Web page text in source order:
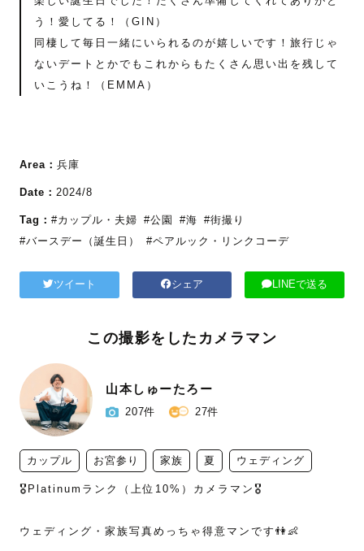
う！愛してる！（GIN）
同棲して毎日一緒にいられるのが嬉しいです！旅行じゃ
ないデートとかでもこれからもたくさん思い出を残して
いこうね！（EMMA）
Area： 兵庫
Date： 2024/8
Tag： #カップル・夫婦 #公園 #海 #街撮り
#バースデー（誕生日）
#ペアルック・リンクコーデ
ツイート シェア LINEで送る
この撮影をしたカメラマン
山本しゅーたろー
207件 27件
カップル お宮参り 家族 夏 ウェディング
🎖Platinumランク（上位10%）カメラマン🎖
ウェディング・家族写真めっちゃ得意マンです👫👶